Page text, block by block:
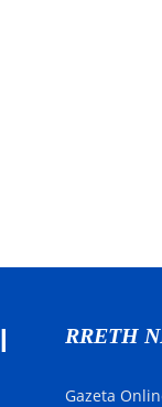
RRETH
Gazeta